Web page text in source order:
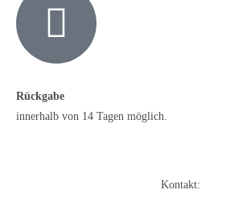
Rückgabe
innerhalb von 14 Tagen möglich.
Kontakt: